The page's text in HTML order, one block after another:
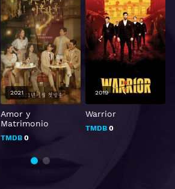
Amor y
Matrimonio
TMDB0
2021
Warrior
TMDB0
2019